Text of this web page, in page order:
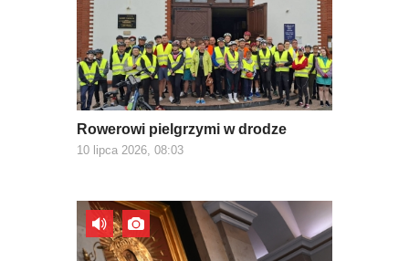
Rowerowi pielgrzymi w drodze
10 lipca 2026, 08:03